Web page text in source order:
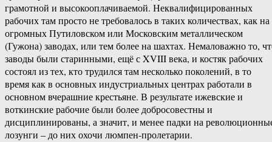
грамотной и высокооплачиваемой. Неквалифицированных
рабочих там просто не требовалось в таких количествах, как на
огромных Путиловском или Московским металлическом
(Гужона) заводах, или тем более на шахтах. Немаловажно то,
заводы были старинными, ещё с XVIII века, и костяк рабочих
состоял из тех, кто трудился там несколько поколений, в то
время как в основных индустриальных центрах работали в
основном вчерашние крестьяне. В результате ижевские и
воткинские рабочие были более добросовестны и
дисциплинированы, а значит, и менее падки на
лозунги – до них охочи люмпен-пролетарии.